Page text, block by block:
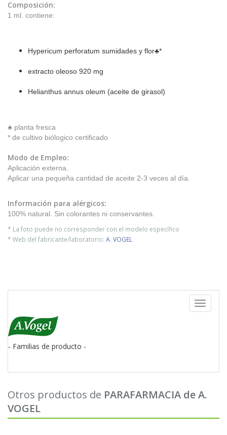
Composición:
1 ml. contiene:
Hypericum perforatum sumidades y flor♣*
extracto oleoso 920 mg
Helianthus annus oleum (aceite de girasol)
♣ planta fresca
* de cultivo biólogico certificado
Modo de Empleo:
Aplicación externa.
Aplicar una pequeña cantidad de aceite 2-3 veces al día.
Información para alérgicos:
100% natural. Sin colorantes ni conservantes.
* La foto puede no corresponder con el modelo específico
* Web del fabricante/laboratorio: A. VOGEL
Toggle
- Familias de producto -
Otros productos de PARAFARMACIA de A.
VOGEL